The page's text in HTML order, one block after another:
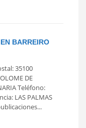
BARREIRO
35100
DE
Teléfono:
LAS PALMAS